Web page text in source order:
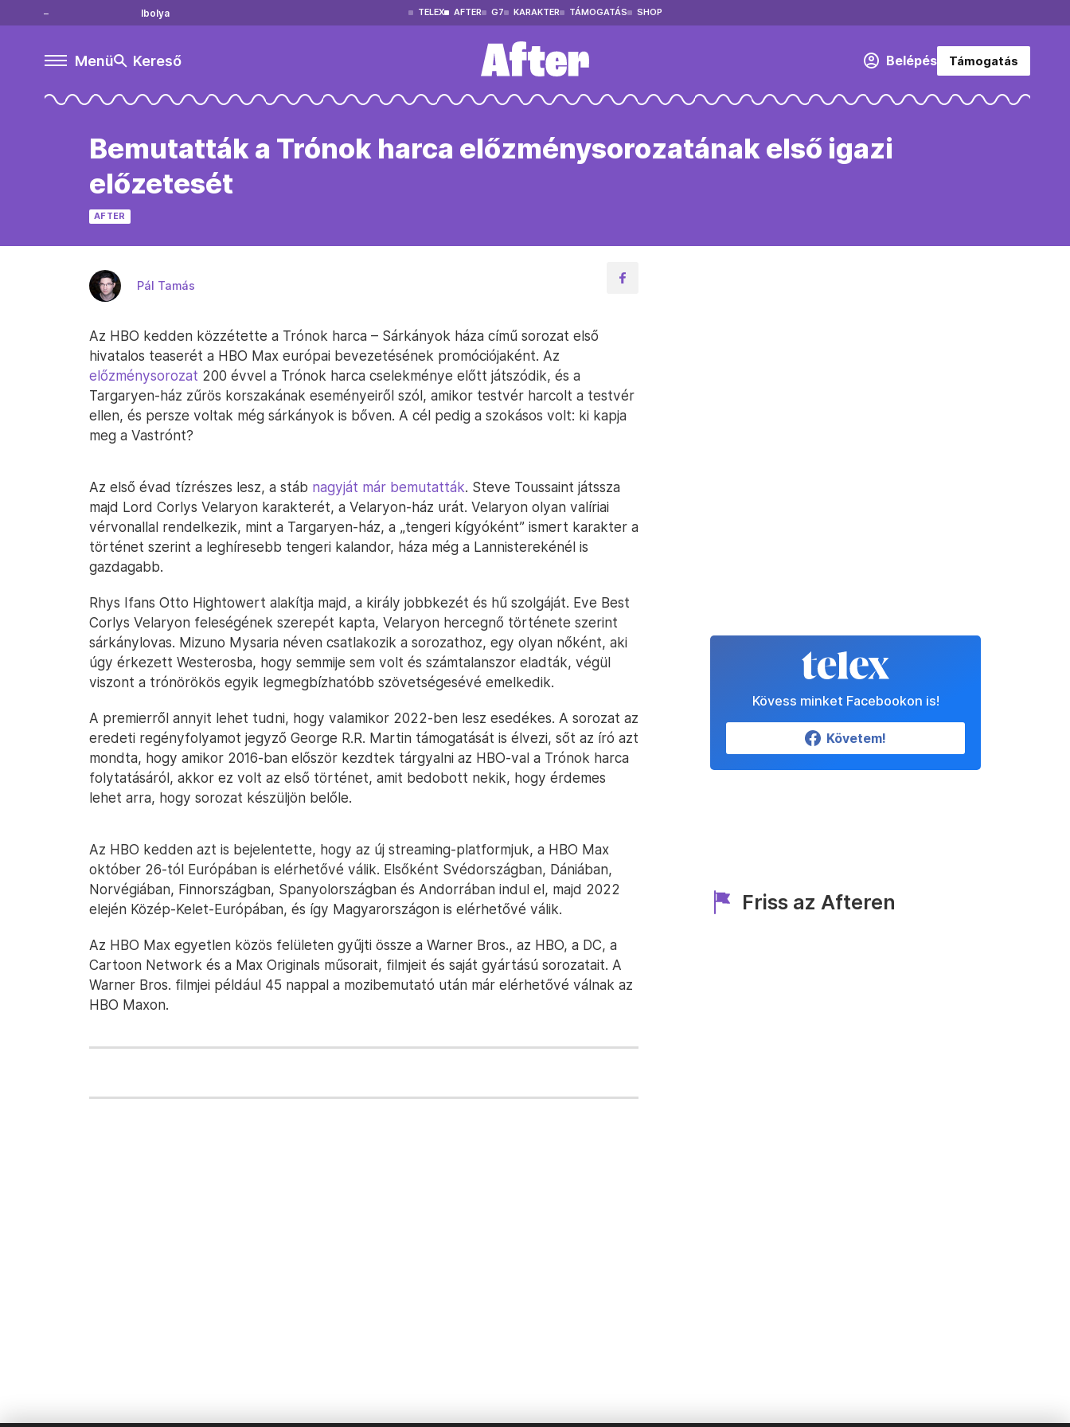
Ibolya TELEX AFTER G7 KARAKTER TÁMOGATÁS SHOP
Menü Kereső Belépés Támogatás
Bemutatták a Trónok harca előzménysorozatának első igazi
előzetesét
AFTER
Pál Tamás
Az HBO kedden közzétette a Trónok harca – Sárkányok háza című sorozat első
hivatalos teaserét a HBO Max európai bevezetésének promóciójaként. Az
előzménysorozat 200 évvel a Trónok harca cselekménye előtt játszódik, és a
Targaryen-ház zűrös korszakának eseményeiről szól, amikor testvér harcolt a testvér
ellen, és persze voltak még sárkányok is bőven. A cél pedig a szokásos volt: ki kapja
meg a Vastrónt?
Az első évad tízrészes lesz, a stáb nagyját már bemutatták. Steve Toussaint játssza
majd Lord Corlys Velaryon karakterét, a Velaryon-ház urát. Velaryon olyan valíriai
vérvonallal rendelkezik, mint a Targaryen-ház, a „tengeri kígyóként” ismert karakter a
történet szerint a leghíresebb tengeri kalandor, háza még a Lannisterekénél is
gazdagabb.
Rhys Ifans Otto Hightowert alakítja majd, a király jobbkezét és hű szolgáját. Eve Best
Corlys Velaryon feleségének szerepét kapta, Velaryon hercegnő története szerint
sárkánylovas. Mizuno Mysaria néven csatlakozik a sorozathoz, egy olyan nőként, aki
úgy érkezett Westerosba, hogy semmije sem volt és számtalanszor eladták, végül
viszont a trónörökös egyik legmegbízhatóbb szövetségesévé emelkedik.
A premierről annyit lehet tudni, hogy valamikor 2022-ben lesz esedékes. A sorozat az
eredeti regényfolyamot jegyző George R.R. Martin támogatását is élvezi, sőt az író azt
mondta, hogy amikor 2016-ban először kezdtek tárgyalni az HBO-val a Trónok harca
folytatásáról, akkor ez volt az első történet, amit bedobott nekik, hogy érdemes
lehet arra, hogy sorozat készüljön belőle.
Az HBO kedden azt is bejelentette, hogy az új streaming-platformjuk, a HBO Max
október 26-tól Európában is elérhetővé válik. Elsőként Svédországban, Dániában,
Norvégiában, Finnországban, Spanyolországban és Andorrában indul el, majd 2022
elején Közép-Kelet-Európában, és így Magyarországon is elérhetővé válik.
Az HBO Max egyetlen közös felületen gyűjti össze a Warner Bros., az HBO, a DC, a
Cartoon Network és a Max Originals műsorait, filmjeit és saját gyártású sorozatait. A
Warner Bros. filmjei például 45 nappal a mozibemutató után már elérhetővé válnak az
HBO Maxon.
Kövess minket Facebookon is!
Követem!
Friss az Afteren